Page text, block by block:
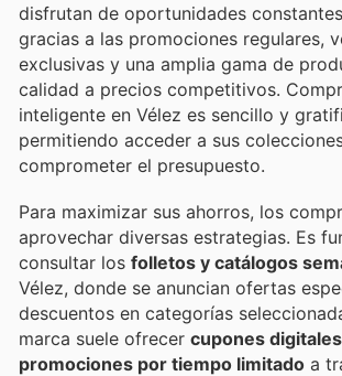
disfrutan de oportunidades
gracias a las promociones regulares,
exclusivas y una amplia gama de
calidad a precios competitivos.
inteligente en Vélez es sencillo y
permitiendo acceder a sus
comprometer el presupuesto.
Para maximizar sus ahorros, los
aprovechar diversas estrategias. Es
consultar los folletos y catálogos
Vélez, donde se anuncian ofertas
descuentos en categorías
marca suele ofrecer cupones
promociones por tiempo limitado a